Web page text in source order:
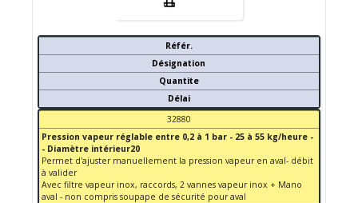
Référ.
Désignation
Quantite
Délai
32880
Pression vapeur réglable entre 0,2 à 1 bar - 25 à 55 kg/heure -
- Diamètre intérieur20
Permet d'ajuster manuellement la pression vapeur en aval- débit
à valider
Avec filtre vapeur inox, raccords, 2 vannes vapeur inox + Mano
aval - non compris soupape de sécurité pour aval